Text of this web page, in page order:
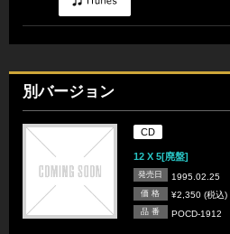
別バージョン
CD
12 X 5[廃盤]
発売日 1995.02.25
価 格 ¥2,350 (税込)
品 番 POCD-1912